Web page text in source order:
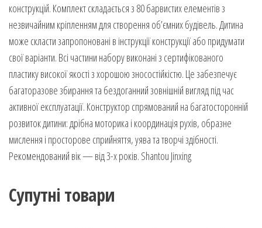
конструкцій. Комплект складається з 80 барвистих елементів з
незвичайним кріпленням для створення об’ємних будівель. Дитина
може скласти запропоновані в інструкції конструкції або придумати
свої варіанти. Всі частини набору виконані з сертифікованого
пластику високої якості з хорошою зносостійкістю. Це забезпечує
багаторазове збирання та бездоганний зовнішній вигляд під час
активної експлуатації. Конструктор спрямований на багатосторонній
розвиток дитини: дрібна моторика і координація рухів, образне
мислення і просторове сприйняття, уява та творчі здібності.
Рекомендований вік — від 3-х років. Shantou Jinxing
Супутні товари